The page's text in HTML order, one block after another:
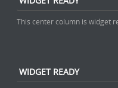
This center column is widget
WIDGET READY